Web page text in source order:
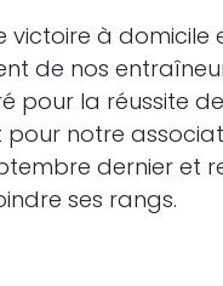
victoire à domicile
de nos
pour la réussite
notre
dernier et
ses rangs.